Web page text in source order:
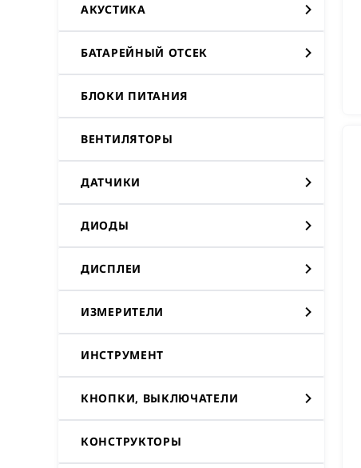
АКУСТИКА
БАТАРЕЙНЫЙ ОТСЕК
БЛОКИ ПИТАНИЯ
ВЕНТИЛЯТОРЫ
ДАТЧИКИ
ДИОДЫ
ДИСПЛЕИ
ИЗМЕРИТЕЛИ
ИНСТРУМЕНТ
КНОПКИ, ВЫКЛЮЧАТЕЛИ
КОНСТРУКТОРЫ